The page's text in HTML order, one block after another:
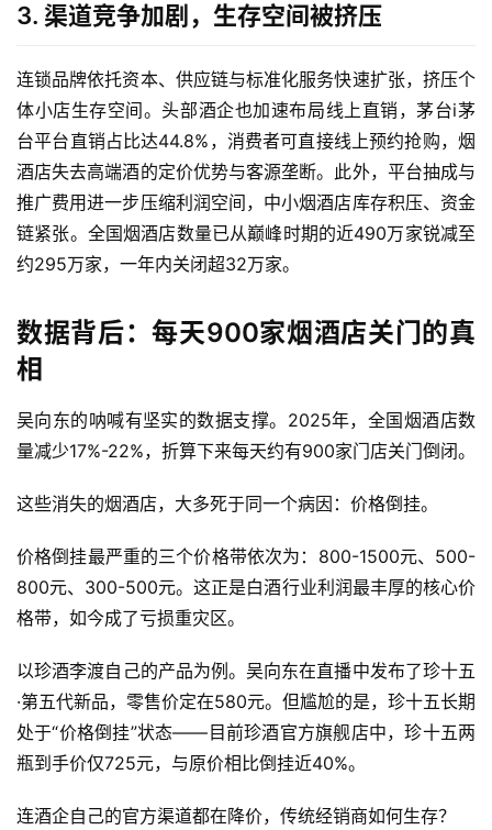
页
公
司
深
3. 渠道竞争加剧，生存空间被挤压
连锁品牌依托资本、供应链与标准化服务快速扩张，挤压个
体小店生存空间。头部酒企也加速布局线上直销，茅台i茅
台平台直销占比达44.8%，消费者可直接线上预约抢购，烟
酒店失去高端酒的定价优势与客源垄断。此外，平台抽成与
推广费用进一步压缩利润空间，中小烟酒店库存积压、资金
链紧张。全国烟酒店数量已从巅峰时期的近490万家锐减至
约295万家，一年内关闭超32万家。
数据背后：每天900家烟酒店关门的真
相
吴向东的呐喊有坚实的数据支撑。2025年，全国烟酒店数
量减少17%-22%，折算下来每天约有900家门店关门倒闭。
这些消失的烟酒店，大多死于同一个病因：价格倒挂。
价格倒挂最严重的三个价格带依次为：800-1500元、500-
800元、300-500元。这正是白酒行业利润最丰厚的核心价
格带，如今成了亏损重灾区。
以珍酒李渡自己的产品为例。吴向东在直播中发布了珍十五
·第五代新品，零售价定在580元。但尴尬的是，珍十五长期
处于“价格倒挂”状态——目前珍酒官方旗舰店中，珍十五两
瓶到手价仅725元，与原价相比倒挂近40%。
连酒企自己的官方渠道都在降价，传统经销商如何生存？